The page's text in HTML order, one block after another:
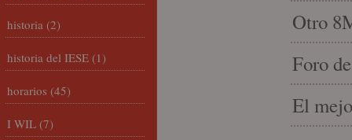
Otro
Foro
El
historia (2)
historia del IESE (1)
horarios (45)
I WIL (7)